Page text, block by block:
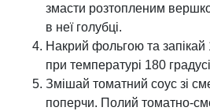
змасти розтопленим
в неї голубці.
Накрий фольгою та запікай
при температурі 180
Змішай томатний соус зі
поперчи. Полий томатно-